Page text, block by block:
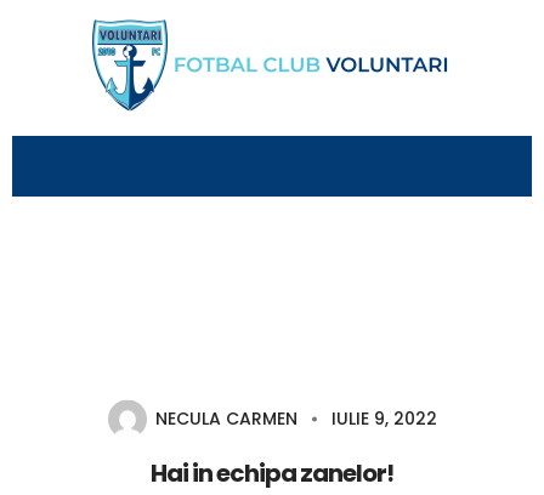
NECULA CARMEN IULIE 9, 2022
Hai in echipa zanelor!